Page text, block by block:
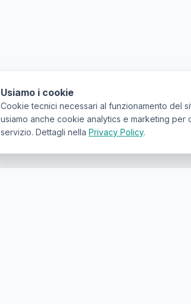
Usiamo i cookie
Cookie tecnici necessari al funzionamento del
usiamo anche cookie analytics e marketing per
servizio. Dettagli nella Privacy Policy.